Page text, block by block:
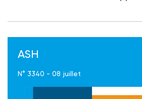
ASH
N° 3340 - 08 juillet